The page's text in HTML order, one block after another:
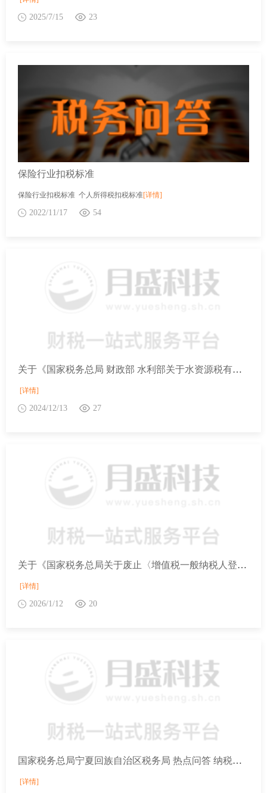
2025/7/15 23
保险行业扣税标准
保险行业扣税标准 个人所得税扣税标准[详情]
2022/11/17 54
关于《国家税务总局 财政部 水利部关于水资源税有关征管问题的公告》的解读
[详情]
2024/12/13 27
关于《国家税务总局关于废止〈增值税一般纳税人登记管理办法〉的决定》的解读
[详情]
2026/1/12 20
国家税务总局宁夏回族自治区税务局 热点问答 纳税人处置长期资产，进项税额如何处理？
[详情]